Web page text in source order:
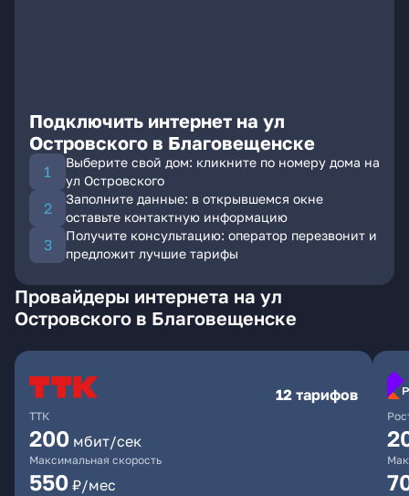
Подключить интернет на ул
Островского в Благовещенске
Выберите свой дом: кликните по номеру дома на
ул Островского
Заполните данные: в открывшемся окне
оставьте контактную информацию
Получите консультацию: оператор перезвонит и
предложит лучшие тарифы
Провайдеры интернета на ул
Островского в Благовещенске
ТТК
12 тарифов
200 мбит/сек
Максимальная скорость
550 ₽/мес